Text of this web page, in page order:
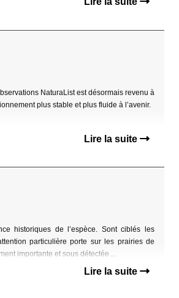
NaturaList est désormais revenu à
plus stable et plus fluide à l’avenir.
Lire la suite
historiques de l’espèce. Sont ciblés les
particulière porte sur les prairies de
importante et sous détectée....
Lire la suite